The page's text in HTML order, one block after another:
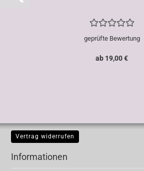
geprüfte Bewertung
ab 19,00 €
Vertrag widerrufen
Informationen